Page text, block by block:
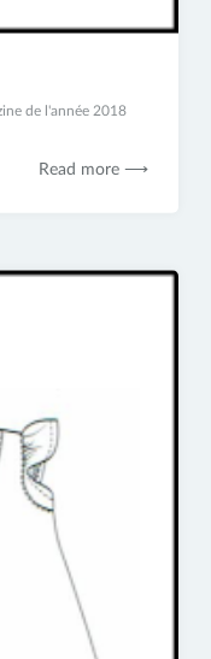
de l'année 2018
Read more ⟶